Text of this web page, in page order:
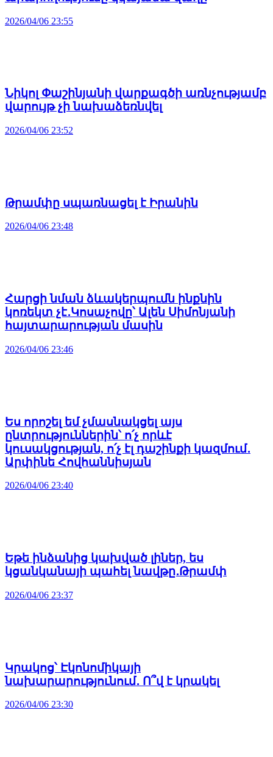
2026/04/06 23:55
Նիկոլ Փաշինյանի վարքագծի առնչությամբ
վարույթ չի նախաձեռնվել
2026/04/06 23:52
Թրամփը սպառնացել է Իրանին
2026/04/06 23:48
Հարցի նման ձևակերպումն ինքնին
կոռեկտ չէ․Կոսաչովը՝ Ալեն Սիմոնյանի
հայտարարության մասին
2026/04/06 23:46
Ես որոշել եմ չմասնակցել այս
ընտրություններին՝ ո՛չ որևէ
կուսակցության, ո՛չ էլ դաշինքի կազմում․
Արփինե Հովհաննիսյան
2026/04/06 23:40
Եթե ինձանից կախված լիներ, ես
կցանկանայի պահել նավթը․Թրամփ
2026/04/06 23:37
Կրակոց՝ Էկոնոմիկայի
նախարարությունում․ Ո՞վ է կրակել
2026/04/06 23:30